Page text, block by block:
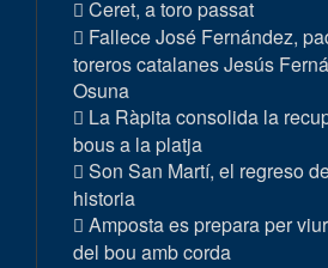
Ceret, a toro passat
Fallece José Fernández,
toreros catalanes Jesús
Osuna
La Ràpita consolida la
bous a la platja
Son San Martí, el regreso
historia
Amposta es prepara per
del bou amb corda